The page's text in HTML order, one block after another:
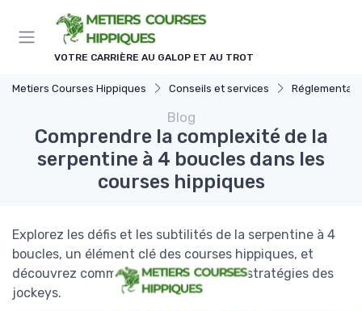
VOTRE CARRIÈRE AU GALOP ET AU TROT
Metiers Courses Hippiques Conseils et services
Blog
Comprendre la complexité de la
serpentine à 4 boucles dans les
courses hippiques
Explorez les défis et les subtilités de la serpentine à 4
boucles, un élément clé des courses hippiques, et
découvrez comment elle influence les stratégies des
jockeys.
Panneau de gestion des cookies